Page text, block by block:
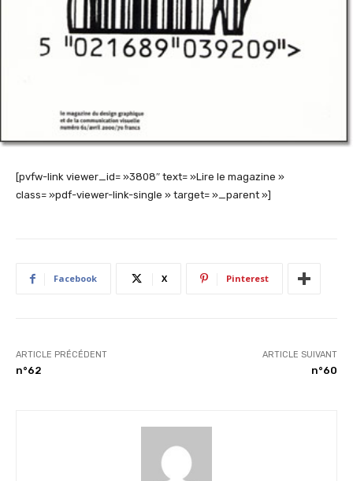
[pvfw-link viewer_id= »3808″ text= »Lire le magazine »
class= »pdf-viewer-link-single » target= »_parent »]
Facebook X Pinterest
ARTICLE PRÉCÉDENT
n°62
ARTICLE SUIVANT
n°60